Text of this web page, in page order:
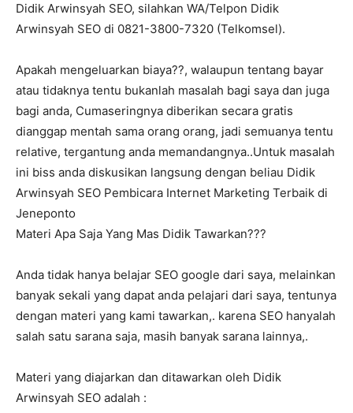
Didik Arwinsyah SEO, silahkan WA/Telpon Didik
Arwinsyah SEO di 0821-3800-7320 (Telkomsel).
Apakah mengeluarkan biaya??, walaupun tentang bayar
atau tidaknya tentu bukanlah masalah bagi saya dan juga
bagi anda, Cumaseringnya diberikan secara gratis
dianggap mentah sama orang orang, jadi semuanya tentu
relative, tergantung anda memandangnya..Untuk masalah
ini biss anda diskusikan langsung dengan beliau Didik
Arwinsyah SEO Pembicara Internet Marketing Terbaik di
Jeneponto
Materi Apa Saja Yang Mas Didik Tawarkan???
Anda tidak hanya belajar SEO google dari saya, melainkan
banyak sekali yang dapat anda pelajari dari saya, tentunya
dengan materi yang kami tawarkan,. karena SEO hanyalah
salah satu sarana saja, masih banyak sarana lainnya,.
Materi yang diajarkan dan ditawarkan oleh Didik
Arwinsyah SEO adalah :